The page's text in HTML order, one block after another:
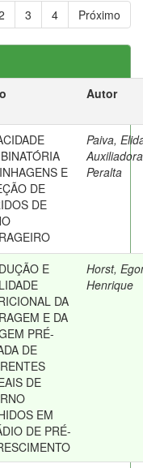
3 4 Próximo
Autor
E
DE
DE
Paiva,
Auxiliadora
Peralta
E
DA
E DA
PRÉ-
DE
DE
EM
DE PRÉ-
Horst,
Henrique